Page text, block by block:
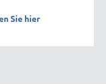
Sie hier